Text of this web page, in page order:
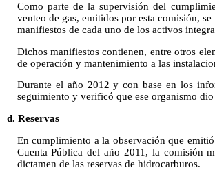
Como parte de la supervisión del
venteo de gas, emitidos por esta comisión,
manifiestos de cada uno de los activos
Dichos manifiestos contienen, entre otros
de operación y mantenimiento a las
Durante el año 2012 y con base en los
seguimiento y verificó que ese organismo
d. Reservas
En cumplimiento a la observación que
Cuenta Pública del año 2011, la comisión
dictamen de las reservas de hidrocarburos.